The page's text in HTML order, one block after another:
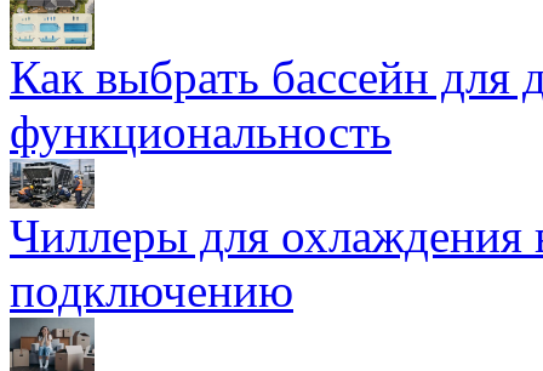
Как выбрать бассейн для
функциональность
Чиллеры для охлаждения
подключению